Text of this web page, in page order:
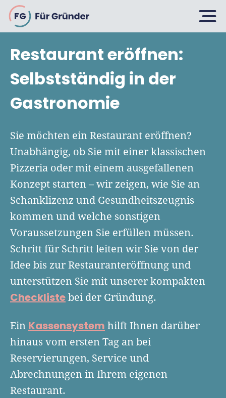
FG
Planen
Selbstständig machen
Bin ich ein Gründer?
Geschäftsmodell entwickeln
Businessplan schreiben
Businessplan-Vorlage & Muster
Finanzplan erstellen
Top 15 Franchise
Gründerwettbewerbe finden
Firma gründen: 10 Tipps
UG gründen
GmbH gründen
Geschäftskonto-Vergleich
Unternehmen anmelden
Schutzrechte anmelden
Kleingewerbe anmelden
Unsere Gründungspakete
Wachsen
6 Tipps zum Start
Kunden gewinnen
Website erstellen
Rechnung schreiben
Online-Kredit anfragen
Versicherungen
Finanzieren
Fördermittel
Kredit für Existenzgründer
Zuschüsse
Kontokorrenkredit
Flexible Kreditlinie
Tools
Businessplan-Software
Business Model Canvas
Gründertest
Gründungsassistent
Finanzplan Tool
Unsere Gründungspakete
Geförderte Beratung
Finanzierungsangebote
Restaurant eröffnen:
Selbstständig in der
Gastronomie
Sie möchten ein Restaurant eröffnen?
Unabhängig, ob Sie mit einer klassischen
Pizzeria oder mit einem ausgefallenen
Konzept starten – wir zeigen, wie Sie an
Schanklizenz und Gesundheitszeugnis
kommen und welche sonstigen
Voraussetzungen Sie erfüllen müssen.
Schritt für Schritt leiten wir Sie von der
Idee bis zur Restauranteröffnung und
unterstützen Sie mit unserer kompakten
Checkliste bei der Gründung.
Ein Kassensystem hilft Ihnen darüber
hinaus vom ersten Tag an bei
Reservierungen, Service und
Abrechnungen in Ihrem eigenen
Restaurant.